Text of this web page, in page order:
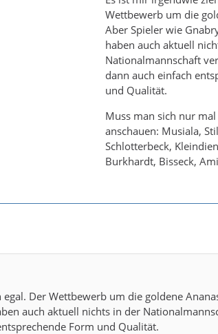
Wettbewerb um die
Aber Spieler wie
haben auch aktuell
Nationalmannschaft
dann auch einfach
und Qualität.
Muss man sich nur
anschauen: Musiala,
Schlotterbeck,
Burkhardt, Bisseck,
Der Wettbewerb um die goldene
auch aktuell nichts in der
Form und Qualität.